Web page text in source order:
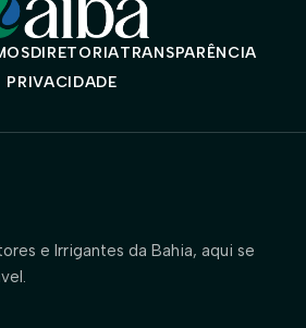
DIRETORIATRANSPARÊNCIA
PRIVACIDADE
e Irrigantes da Bahia, aqui se